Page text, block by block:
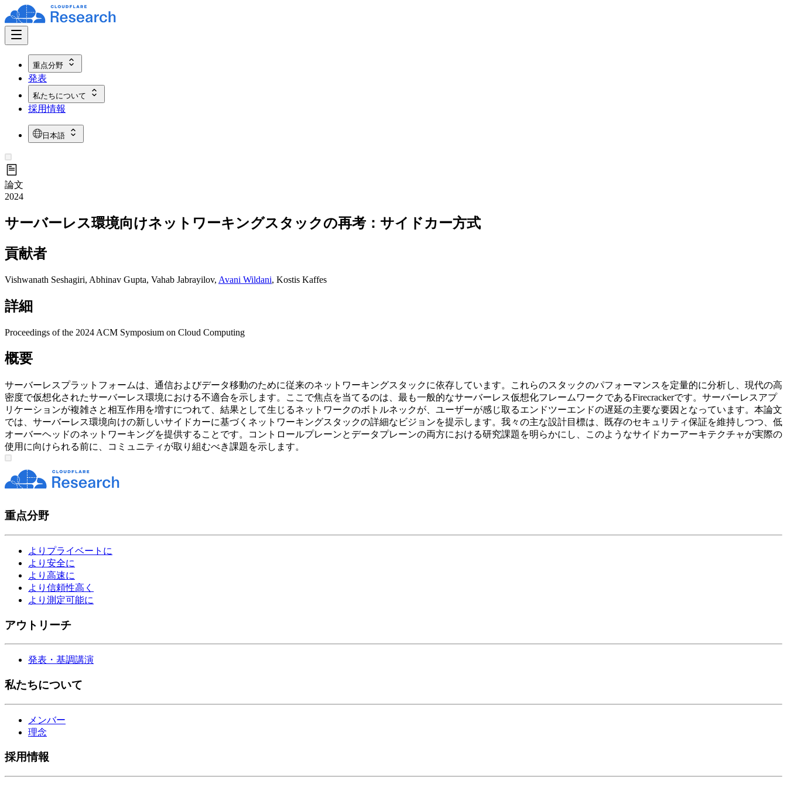
重点分野
発表
私たちについて
採用情報
日本語
論文
2024
サーバーレス環境向けネットワーキングスタックの再考：サイドカー方式
貢献者
Vishwanath Seshagiri, Abhinav Gupta, Vahab Jabrayilov, Avani Wildani, Kostis Kaffes
詳細
Proceedings of the 2024 ACM Symposium on Cloud Computing
概要
サーバーレスプラットフォームは、通信およびデータ移動のために従来のネットワーキングスタックに依存しています。これらのスタックのパフォーマンスを定量的に分析し、現代の高
密度で仮想化されたサーバーレス環境における不適合を示します。ここで焦点を当てるのは、最も一般的なサーバーレス仮想化フレームワークであるFirecrackerです。サーバーレスアプ
リケーションが複雑さと相互作用を増すにつれて、結果として生じるネットワークのボトルネックが、ユーザーが感じ取るエンドツーエンドの遅延の主要な要因となっています。本論文
では、サーバーレス環境向けの新しいサイドカーに基づくネットワーキングスタックの詳細なビジョンを提示します。我々の主な設計目標は、既存のセキュリティ保証を維持しつつ、低
オーバーヘッドのネットワーキングを提供することです。コントロールプレーンとデータプレーンの両方における研究課題を明らかにし、このようなサイドカーアーキテクチャが実際の
使用に向けられる前に、コミュニティが取り組むべき課題を示します。
重点分野
よりプライベートに
より安全に
より高速に
より信頼性高く
より測定可能に
アウトリーチ
発表・基調講演
私たちについて
メンバー
理念
採用情報